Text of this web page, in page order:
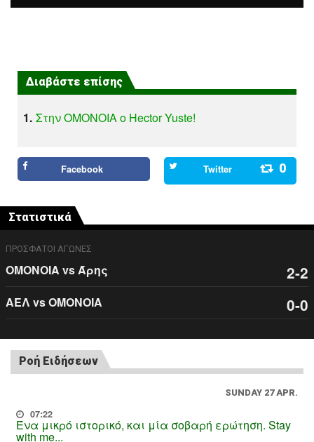
Διαβάστε επίσης
1. Στην ΟΜΟΝΟΙΑ ο Hector Yuste!
Facebook Twitter 0
Στατιστικά
ΠΡΟΣΦΑΤΟΙ ΑΓΩΝΕΣ
ΟΜΟΝΟΙΑ vs Άρης 2-2
ΑΕΛ vs ΟΜΟΝΟΙΑ 0-0
Ροή Ειδήσεων
SUNDAY 27 APR.
07:22
Ένα μικρό ιστορικό, και μία σοβαρή ερώτηση. Stay
with me...